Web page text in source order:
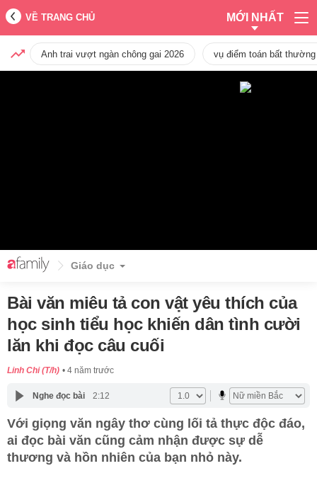
VỀ TRANG CHỦ MỚI NHẤT
Anh trai vượt ngàn chông gai 2026 vụ điểm toán bất
Giáo dục
Bài văn miêu tả con vật yêu thích của
học sinh tiểu học khiến dân tình cười
lăn khi đọc câu cuối
Linh Chi (T/h) 4 năm trước
Nghe đọc bài 2:12
Với giọng văn ngây thơ cùng lối tả thực độc đáo,
ai đọc bài văn cũng cảm nhận được sự dễ
thương và hồn nhiên của bạn nhỏ này.